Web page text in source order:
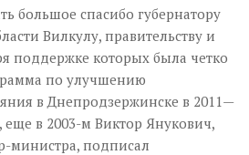
большое спасибо губернатору
Вилкулу, правительству и
поддержке которых была четко
по улучшению
в Днепродзержинске в 2011—
еще в 2003-м Виктор Янукович,
министра, подписал